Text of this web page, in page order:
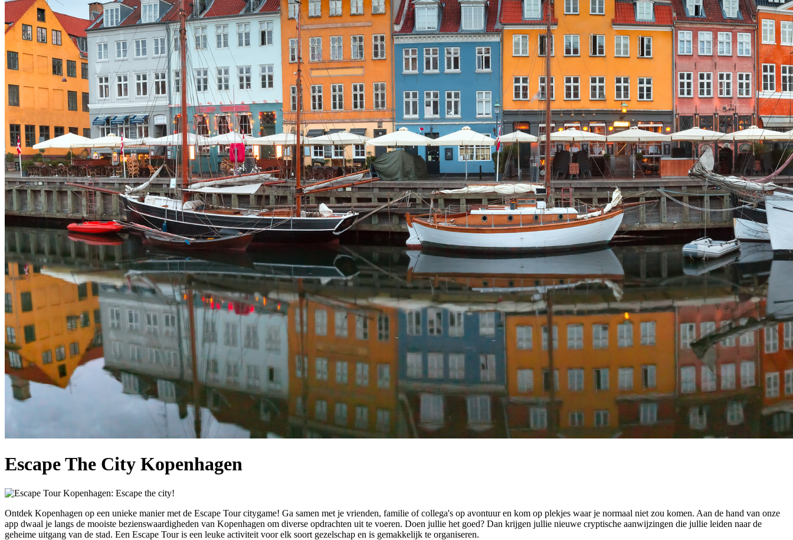
Escape The City Kopenhagen
Ontdek Kopenhagen op een unieke manier met de Escape Tour citygame! Ga samen met je vrienden, familie of collega's op avontuur en kom op plekjes waar je normaal niet zou komen. Aan de hand van onze
app dwaal je langs de mooiste bezienswaardigheden van Kopenhagen om diverse opdrachten uit te voeren. Doen jullie het goed? Dan krijgen jullie nieuwe cryptische aanwijzingen die jullie leiden naar de
geheime uitgang van de stad. Een Escape Tour is een leuke activiteit voor elk soort gezelschap en is gemakkelijk te organiseren.